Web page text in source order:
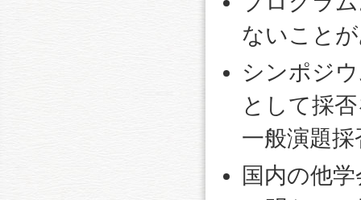
ないこと
シンポジ
として採
一般演題
国内の他